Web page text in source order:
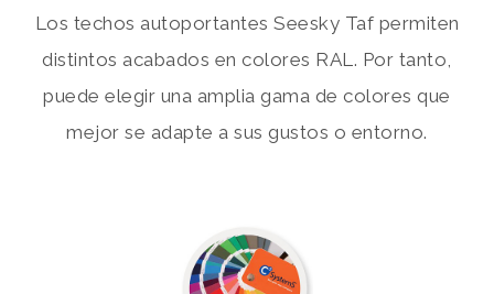
Los techos autoportantes Seesky Taf permiten
distintos acabados en colores RAL. Por tanto,
puede elegir una amplia gama de colores que
mejor se adapte a sus gustos o entorno.